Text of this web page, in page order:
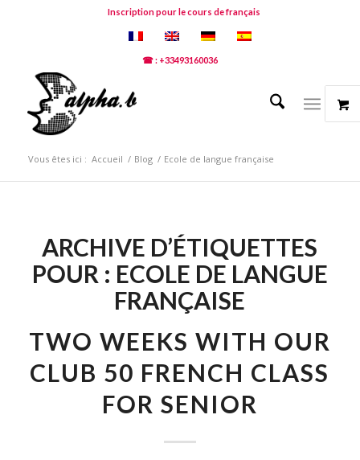
Inscription pour le cours de français
☎ : +33493160036
Vous êtes ici : Accueil / Blog / Ecole de langue française
ARCHIVE D’ÉTIQUETTES
POUR : ECOLE DE LANGUE
FRANÇAISE
TWO WEEKS WITH OUR
CLUB 50 FRENCH CLASS
FOR SENIOR